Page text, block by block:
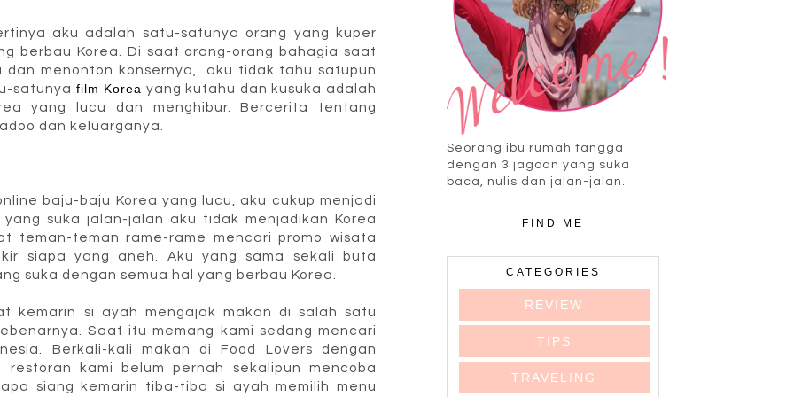
aku adalah satu-satunya orang yang kuper
berbau Korea. Di saat orang-orang bahagia saat
dan menonton konsernya, aku tidak tahu satupun
satunya film Korea yang kutahu dan kusuka adalah
yang lucu dan menghibur. Bercerita tentang
dan keluarganya.
baju-baju Korea yang lucu, aku cukup menjadi
suka jalan-jalan aku tidak menjadikan Korea
teman-teman rame-rame mencari promo wisata
siapa yang aneh. Aku yang sama sekali buta
suka dengan semua hal yang berbau Korea.
kemarin si ayah mengajak makan di salah satu
Saat itu memang kami sedang mencari
Berkali-kali makan di Food Lovers dengan
kami belum pernah sekalipun mencoba
siang kemarin tiba-tiba si ayah memilih menu
Seorang ibu rumah tangga
dengan 3 jagoan yang suka
baca, nulis dan jalan-jalan.
FIND ME
CATEGORIES
REVIEW
TIPS
TRAVELING